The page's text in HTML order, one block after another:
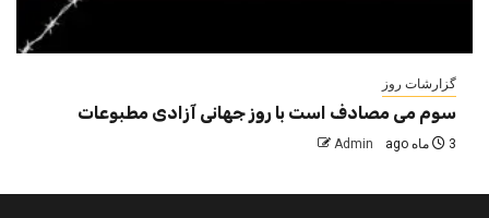
گزارشات روز
سوم می مصادف است با روز جهانی آزادی مطبوعات
3 ماه ago Admin